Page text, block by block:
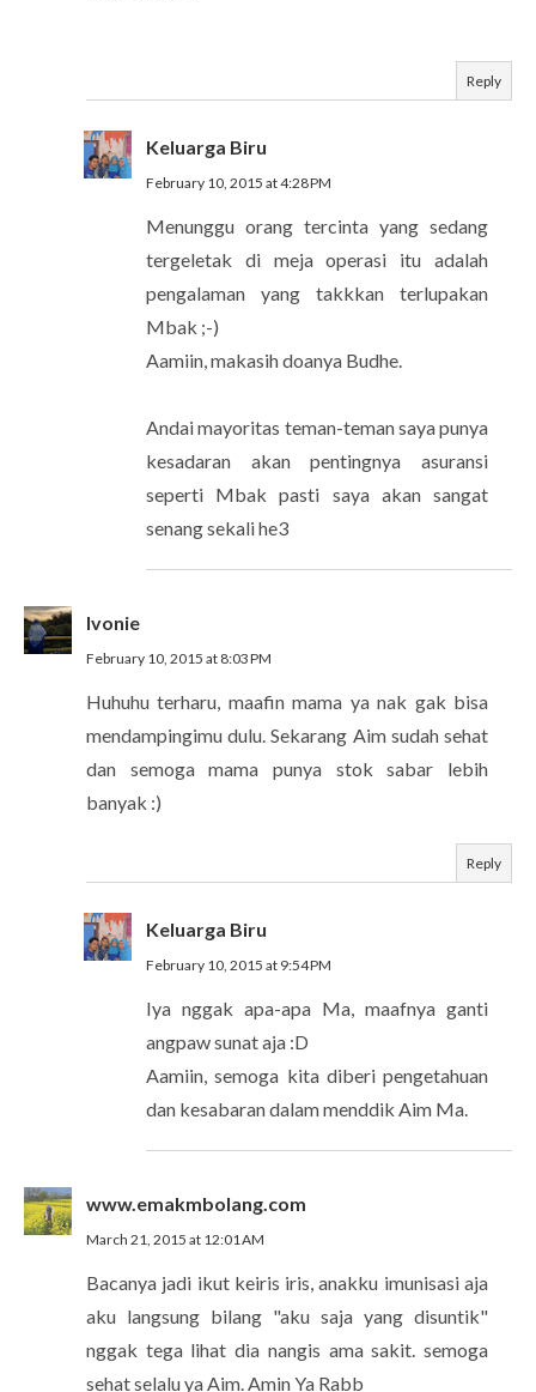
Reply
Keluarga Biru
February 10, 2015 at 4:28 PM
Menunggu orang tercinta yang sedang
tergeletak di meja operasi itu adalah
pengalaman yang takkkan terlupakan
Mbak ;-)
Aamiin, makasih doanya Budhe.
Andai mayoritas teman-teman saya punya
kesadaran akan pentingnya asuransi
seperti Mbak pasti saya akan sangat
senang sekali he3
Ivonie
February 10, 2015 at 8:03 PM
Huhuhu terharu, maafin mama ya nak gak bisa
mendampingimu dulu. Sekarang Aim sudah sehat
dan semoga mama punya stok sabar lebih
banyak :)
Reply
Keluarga Biru
February 10, 2015 at 9:54 PM
Iya nggak apa-apa Ma, maafnya ganti
angpaw sunat aja :D
Aamiin, semoga kita diberi pengetahuan
dan kesabaran dalam menddik Aim Ma.
www.emakmbolang.com
March 21, 2015 at 12:01 AM
Bacanya jadi ikut keiris iris, anakku imunisasi aja
aku langsung bilang "aku saja yang disuntik"
nggak tega lihat dia nangis ama sakit. semoga
sehat selalu ya Aim. Amin Ya Rabb